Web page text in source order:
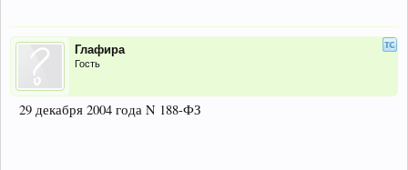
Глафира
Гость
29 декабря 2004 года N 188-ФЗ